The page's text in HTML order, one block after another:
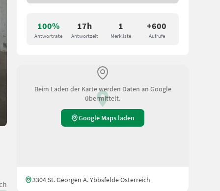
100%
Antwortrate
17h
Antwortzeit
1
Merkliste
+600
Aufrufe
Beim Laden der Karte werden Daten an Google
übermittelt.
Google Maps laden
3304 St. Georgen A. Ybbsfelde Österreich